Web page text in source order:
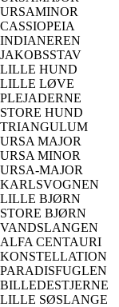
URSAMINOR
CASSIOPEIA
INDIANEREN
JAKOBSSTAV
LILLE HUND
LILLE LØVE
PLEJADERNE
STORE HUND
TRIANGULUM
URSA MAJOR
URSA MINOR
URSA-MAJOR
KARLSVOGNEN
LILLE BJØRN
STORE BJØRN
VANDSLANGEN
ALFA CENTAURI
KONSTELLATION
PARADISFUGLEN
BILLEDESTJERNE
LILLE SØSLANGE